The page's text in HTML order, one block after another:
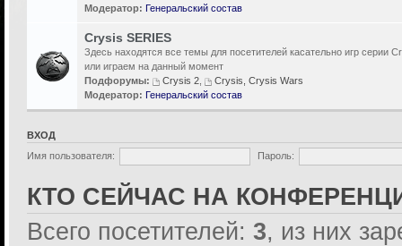
Модератор: Генеральский состав
Crysis SERIES
Здесь находятся все темы для посетителей касательно игр серии
или играем на данный момент
Подфорумы:
Crysis 2
Crysis, Crysis Wars
Модератор: Генеральский состав
ВХОД
Имя пользователя:
Пароль:
КТО СЕЙЧАС НА
Всего посетителей: 3, из них